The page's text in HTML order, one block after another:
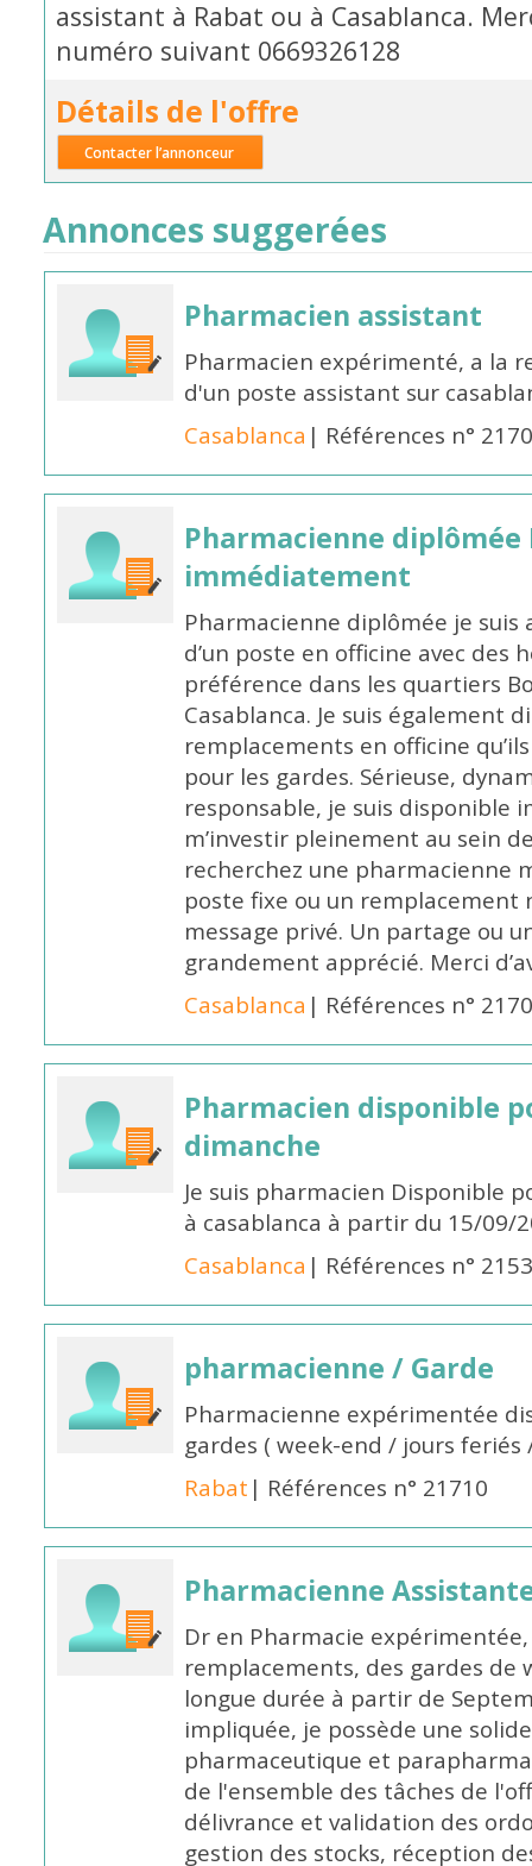
assistant à Rabat ou à Casablanca.
numéro suivant 0669326128
Détails de l'offre
Contacter l’annonceur
Annonces suggerées
Pharmacien assistant
Pharmacien expérimenté, a la
d'un poste assistant sur
Casablanca | Références n°
Pharmacienne diplômée
immédiatement
Pharmacienne diplômée je
d’un poste en officine avec des
préférence dans les quartiers
Casablanca. Je suis également
remplacements en officine
pour les gardes. Sérieuse,
responsable, je suis
m’investir pleinement au sein
recherchez une pharmacienne
poste fixe ou un remplacement
message privé. Un partage ou
grandement apprécié. Merci
Casablanca | Références n°
Pharmacien disponible
dimanche
Je suis pharmacien Disponible
à casablanca à partir du 15/09/
Casablanca | Références n°
pharmacienne / Garde
Pharmacienne expérimentée
gardes ( week-end / jours
Rabat | Références n° 21710
Pharmacienne
Dr en Pharmacie
remplacements, des gardes de
longue durée à partir de
impliquée, je possède une
pharmaceutique et
de l'ensemble des tâches de
délivrance et validation des
gestion des stocks, réception